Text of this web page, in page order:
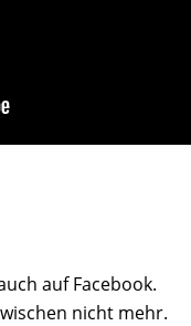
auf Facebook.
nicht mehr.